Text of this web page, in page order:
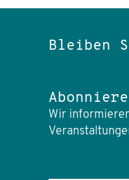
Bleiben
Wir